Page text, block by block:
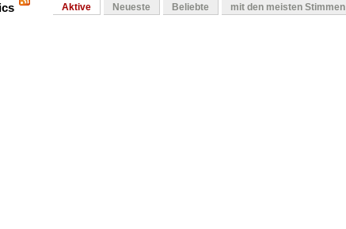
Aktive Neueste Beliebte mit den meisten Stimmen